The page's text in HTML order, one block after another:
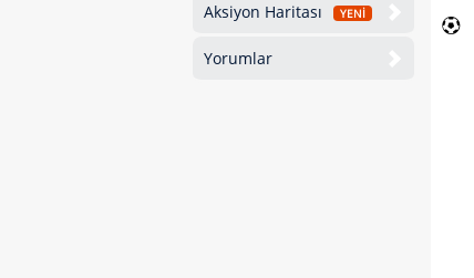
Aksiyon Haritası YENİ
Yorumlar